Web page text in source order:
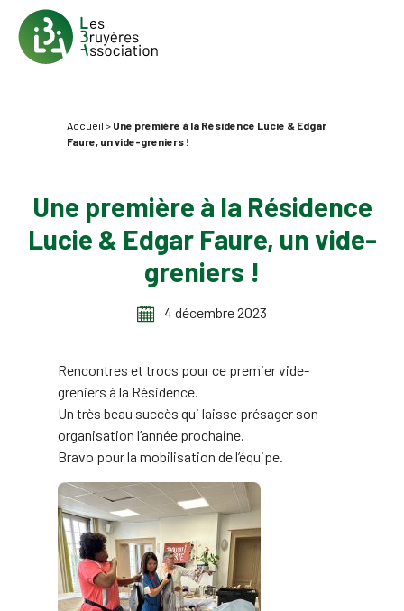
Accueil > Une première à la Résidence Lucie & Edgar
Faure, un vide-greniers !
Une première à la Résidence
Lucie & Edgar Faure, un vide-
greniers !
4 décembre 2023
Rencontres et trocs pour ce premier vide-
greniers à la Résidence.
Un très beau succès qui laisse présager son
organisation l’année prochaine.
Bravo pour la mobilisation de l’équipe.